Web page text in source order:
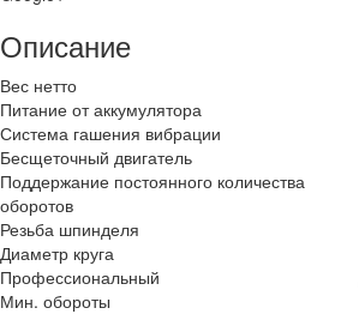
Описание
Вес нетто
Питание от аккумулятора
Система гашения вибрации
Бесщеточный двигатель
Поддержание постоянного количества
оборотов
Резьба шпинделя
Диаметр круга
Профессиональный
Мин. обороты